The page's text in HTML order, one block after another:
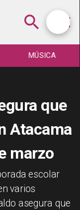
MÚSICA
que
Atacama
marzo
escolar
varios
asegura que